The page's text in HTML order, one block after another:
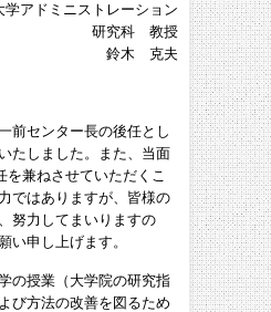
アドミニストレーション
研究科 教授
鈴木 克夫
前センター長の後任とし
たしました。また、当面
を兼ねさせていただくこ
ではありますが、皆様の
努力してまいりますの
い申し上げます。
の授業（大学院の研究指
び方法の改善を図るため